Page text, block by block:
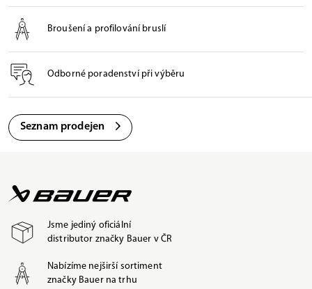
Broušení a profilování bruslí
Odborné poradenství při výběru
Seznam prodejen
Jsme jediný oficiální
distributor značky Bauer v ČR
Nabízíme nejširší sortiment
značky Bauer na trhu